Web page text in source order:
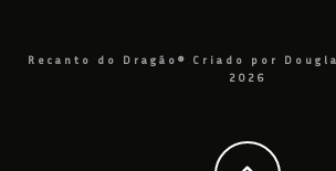
Recanto do Dragão® Criado por
2026